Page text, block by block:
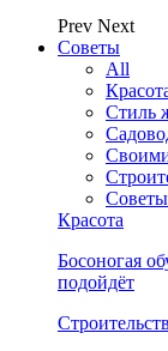
Prev Next
Советы
All
Стиль
Красота
Босоногая
подойдёт